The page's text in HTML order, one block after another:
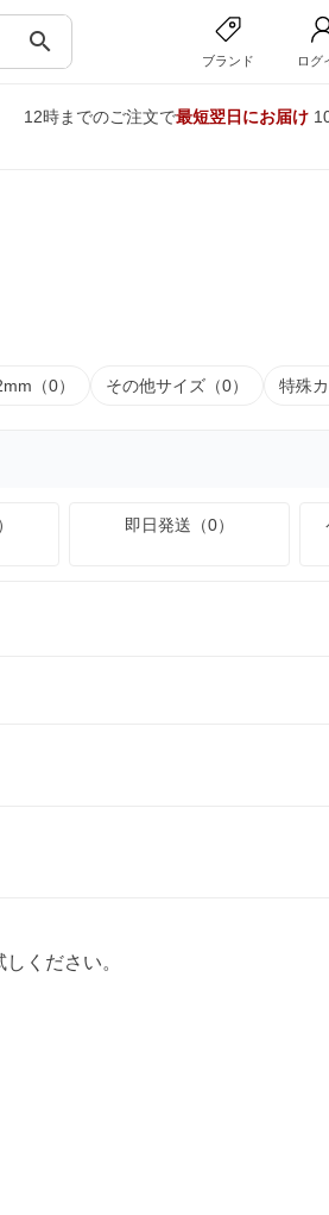
search
ブランド ログ
12時までのご注文で最短翌日にお届け
（0） その他サイズ（0） 特殊
即日発送（0）
ください。